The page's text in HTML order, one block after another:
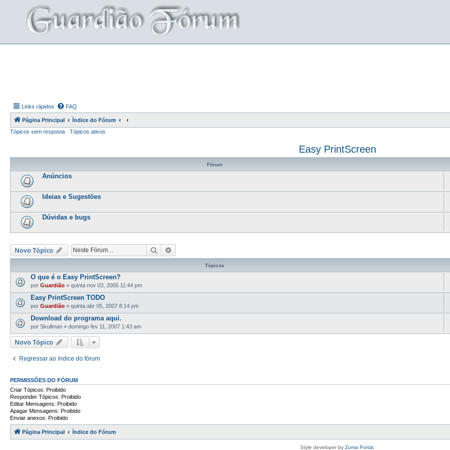
Links rápidos FAQ
Página Principal
Índice do Fórum
Tópicos sem resposta
Tópicos ativos
Easy PrintScreen
Fórum
Anúncios
Ideias e Sugestões
Dúvidas e bugs
Novo Tópico Pesquisar
Tópicos
O que é o Easy PrintScreen?
por Guardião » quinta nov 03, 2005 11:44 pm
Easy PrintScreen TODO
por Guardião » quinta abr 05, 2007 8:14 pm
Download do programa aqui.
por Skullman » domingo fev 11, 2007 1:43 am
Novo Tópico
Regressar ao índice do fórum
PERMISSÕES DO FÓRUM
Criar Tópicos: Proibido
Responder Tópicos: Proibido
Editar Mensagens: Proibido
Apagar Mensagens: Proibido
Enviar anexos: Proibido
Página Principal Índice do Fórum
Style developer by Zuma Portal